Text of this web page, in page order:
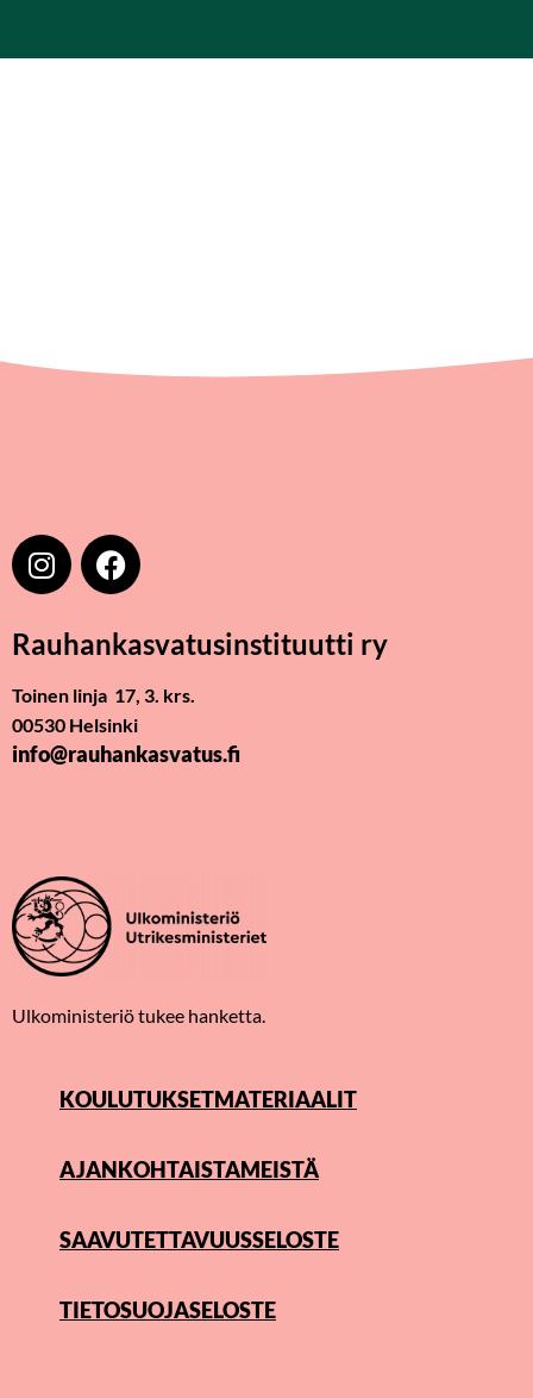
Rauhankasvatus­instituutti ry
Toinen linja 17, 3. krs.
00530 Helsinki
info@rauhankasvatus.fi
Ulkoministeriö tukee hanketta.
KOULUTUKSETMATERIAALIT
AJANKOHTAISTAMEISTÄ
SAAVUTETTAVUUSSELOSTE
TIETOSUOJASELOSTE